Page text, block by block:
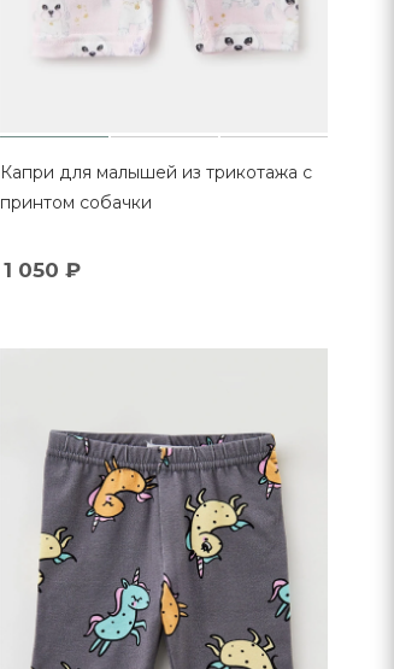
Капри для малышей из трикотажа с
принтом собачки
1 050 ₽